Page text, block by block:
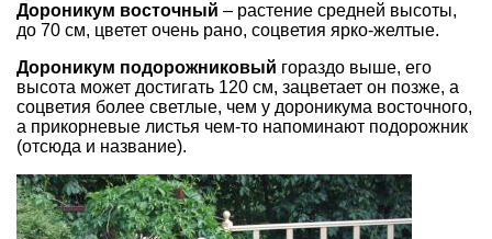
Дороникум восточный – растение средней высоты,
до 70 см, цветет очень рано, соцветия ярко-желтые.
Дороникум подорожниковый гораздо выше, его
высота может достигать 120 см, зацветает он позже, а
соцветия более светлые, чем у дороникума восточного,
а прикорневые листья чем-то напоминают подорожник
(отсюда и название).